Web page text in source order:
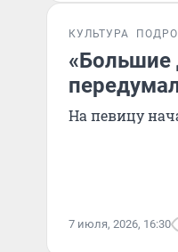
КУЛЬТУРА
«Большие
На певицу
7 июля, 2026, 16:30